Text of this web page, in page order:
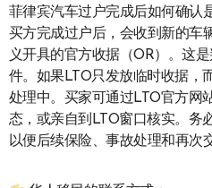
菲律宾汽车过户完成后如何确认
买方完成过户后，会收到新的车
义开具的官方收据（OR）。这
件。如果LTO只发放临时收据，
处理中。买家可通过LTO官方网
态，或亲自到LTO窗口核实。务
以便后续保险、事故处理和再次